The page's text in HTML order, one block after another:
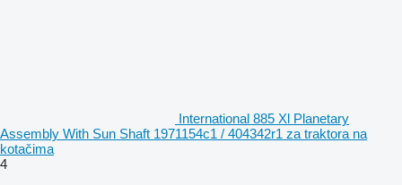
International 885 Xl Planetary
Assembly With Sun Shaft 1971154c1 / 404342r1 za traktora na
kotačima
4